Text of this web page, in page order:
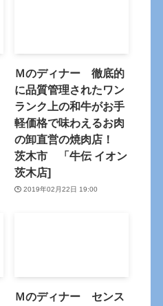
Ｍのディナー 徹底的
に品質管理されたワン
ランク上の和牛がお手
軽価格で味わえるお肉
の卸直営の焼肉店！
茨木市 「牛伝 イオン
茨木店]
2019年02月22日 19:00
Ｍのディナー センス